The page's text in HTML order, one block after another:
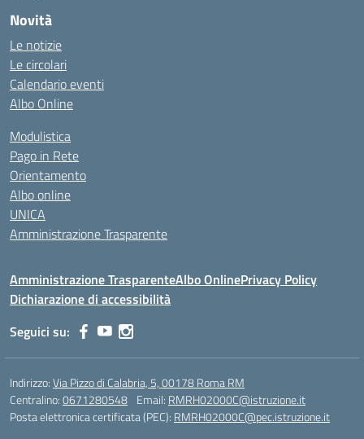
Novità
Le notizie
Le circolari
Calendario eventi
Albo Online
Modulistica
Pago in Rete
Orientamento
Albo online
UNICA
Amministrazione Trasparente
Amministrazione TrasparenteAlbo OnlinePrivacy Policy
Dichiarazione di accessibilità
Seguici su:
Indirizzo:Via Pizzo di Calabria, 5, 00178 Roma RM
Centralino:0671280548 Email: RMRH02000C@istruzione.it
Posta elettronica certificata (PEC): RMRH02000C@pec.istruzione.it